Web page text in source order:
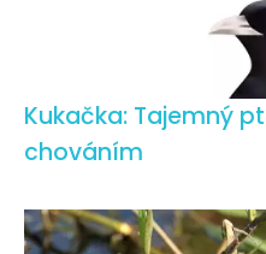
Kukačka: Tajemný
chováním